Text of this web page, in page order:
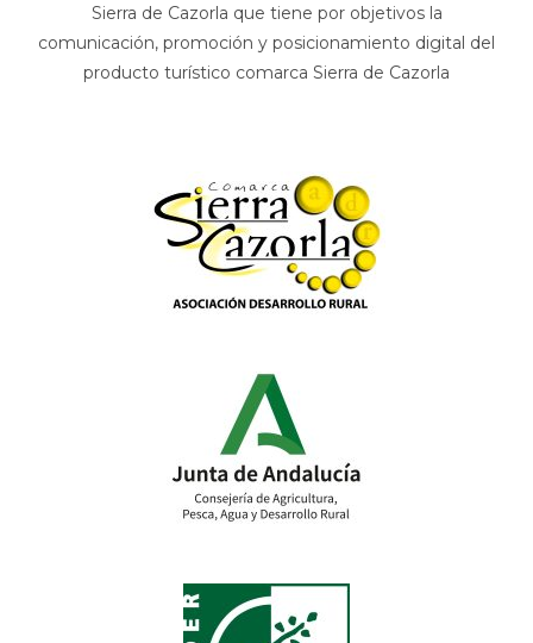
Sierra de Cazorla que tiene por objetivos la
comunicación, promoción y posicionamiento digital del
producto turístico comarca Sierra de Cazorla